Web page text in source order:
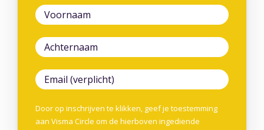
Door op inschrijven te klikken, geef je toestemming
aan Visma Circle om de hierboven ingediende